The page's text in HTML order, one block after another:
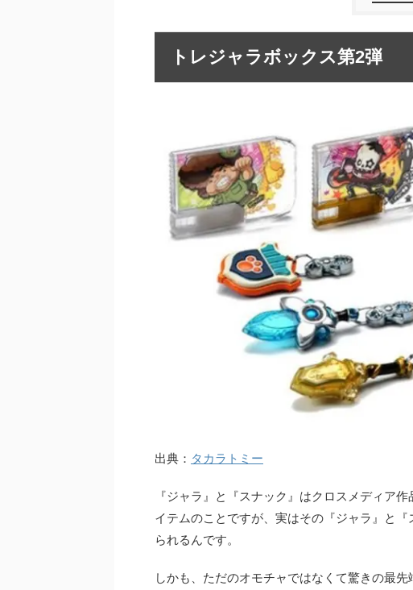
トレジャラボックス第2弾
出典： タカラトミー
『ジャラ』と『スナック』はクロスメディア
イテムのことですが、実はその『ジャラ』と
られるんです。
しかも、ただのオモチャではなくて驚きの最先